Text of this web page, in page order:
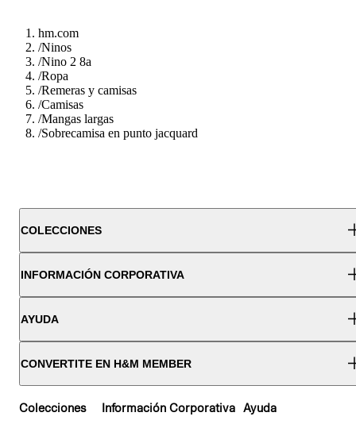
hm.com
/Ninos
/Nino 2 8a
/Ropa
/Remeras y camisas
/Camisas
/Mangas largas
/Sobrecamisa en punto jacquard
COLECCIONES
INFORMACIÓN CORPORATIVA
AYUDA
CONVERTITE EN H&M MEMBER
Colecciones Información Corporativa Ayuda